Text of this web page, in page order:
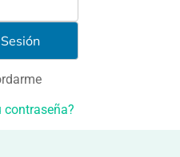
contraseña?